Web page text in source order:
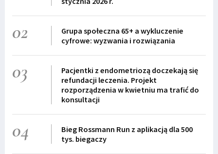
02
Grupa społeczna 65+ a wykluczenie
cyfrowe: wyzwania i rozwiązania
03
Pacjentki z endometriozą doczekają się
refundacji leczenia. Projekt
rozporządzenia w kwietniu ma trafić do
konsultacji
04
Bieg Rossmann Run z aplikacją dla 500
tys. biegaczy